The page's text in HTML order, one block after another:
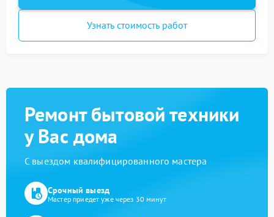
Узнать стоимость работ
Ремонт бытовой техники
у Вас дома
С выездом квалифицированного мастера
Срочный выезд
Мастер приедет уже через 30 минут